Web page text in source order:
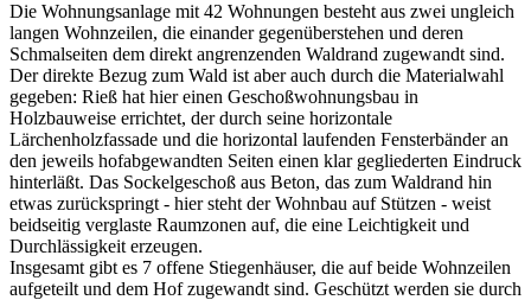
Die Wohnungsanlage mit 42 Wohnungen besteht aus zwei ungleich
langen Wohnzeilen, die einander gegenüberstehen und deren
Schmalseiten dem direkt angrenzenden Waldrand zugewandt sind.
Der direkte Bezug zum Wald ist aber auch durch die Materialwahl
gegeben: Rieß hat hier einen Geschoßwohnungsbau in
Holzbauweise errichtet, der durch seine horizontale
Lärchenholzfassade und die horizontal laufenden Fensterbänder an
den jeweils hofabgewandten Seiten einen klar gegliederten Eindruck
hinterläßt. Das Sockelgeschoß aus Beton, das zum Waldrand hin
etwas zurückspringt - hier steht der Wohnbau auf Stützen - weist
beidseitig verglaste Raumzonen auf, die eine Leichtigkeit und
Durchlässigkeit erzeugen.
Insgesamt gibt es 7 offene Stiegenhäuser, die auf beide Wohnzeilen
aufgeteilt und dem Hof zugewandt sind. Geschützt werden sie durch